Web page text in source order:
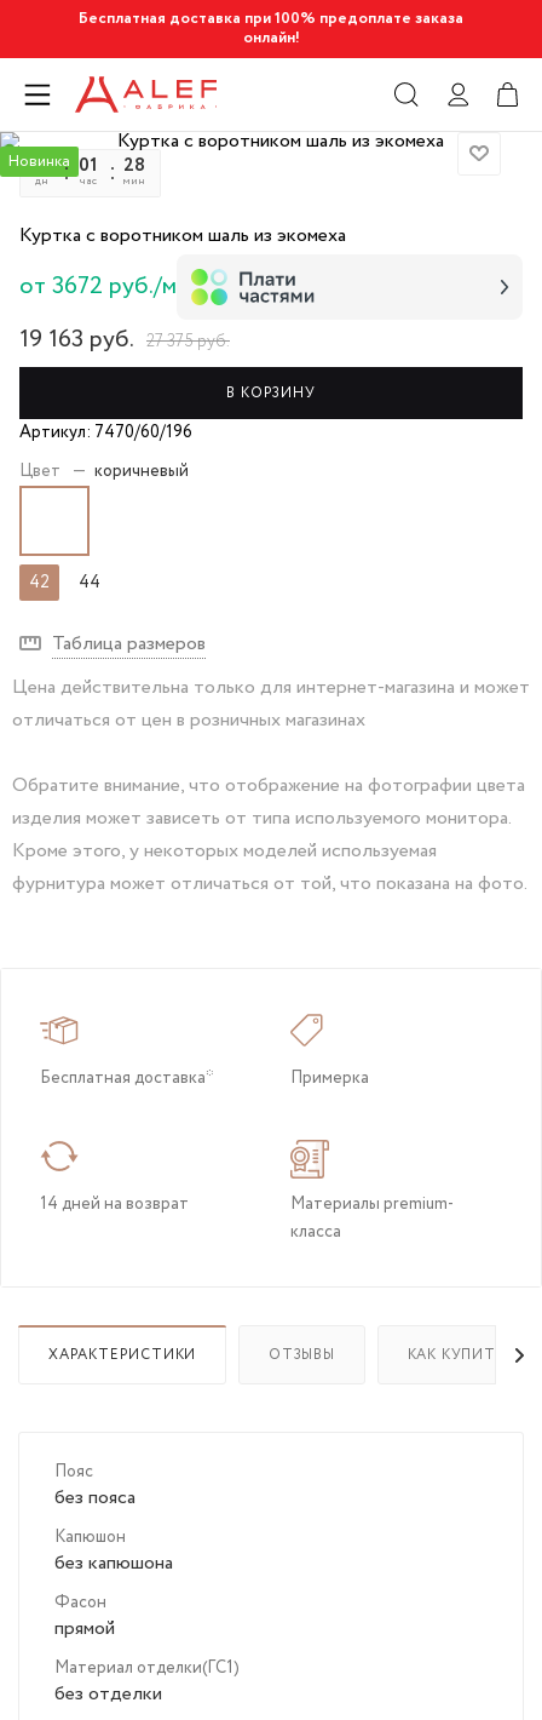
Бесплатная доставка при 100% предоплате заказа
онлайн!
Новинка
11
дн
01
час
28
мин
Куртка с воротником шаль из экомеха
от 3672 руб./м
19 163 руб. 27 375руб.
В КОРЗИНУ
Артикул: 7470/60/196
Цвет — коричневый
42 44
Таблица размеров
Цена действительна только для интернет-магазина и может
отличаться от цен в розничных магазинах
Обратите внимание, что отображение на фотографии цвета
изделия может зависеть от типа используемого монитора.
Кроме этого, у некоторых моделей используемая
фурнитура может отличаться от той, что показана на фото.
Бесплатная доставка* Примерка
14 дней на возврат
Материалы premium-
класса
ХАРАКТЕРИСТИКИ ОТЗЫВЫ КАК КУПИТЬ
Пояс
без пояса
Капюшон
без капюшона
Фасон
прямой
Материал отделки(ГС1)
без отделки